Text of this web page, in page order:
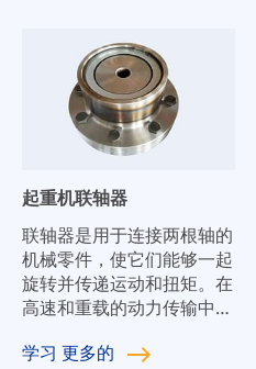
起重机联轴器
联轴器是用于连接两根轴的
机械零件，使它们能够一起
旋转并传递运动和扭矩。在
高速和重载的动力传输中，
改善轴系动态性能的功能。
学习 更多的